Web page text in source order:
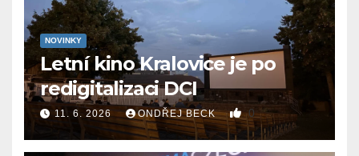
NOVINKY
Letní kino Kralovice je po
redigitalizaci DCI
11. 6. 2026 ONDŘEJ BECK 0